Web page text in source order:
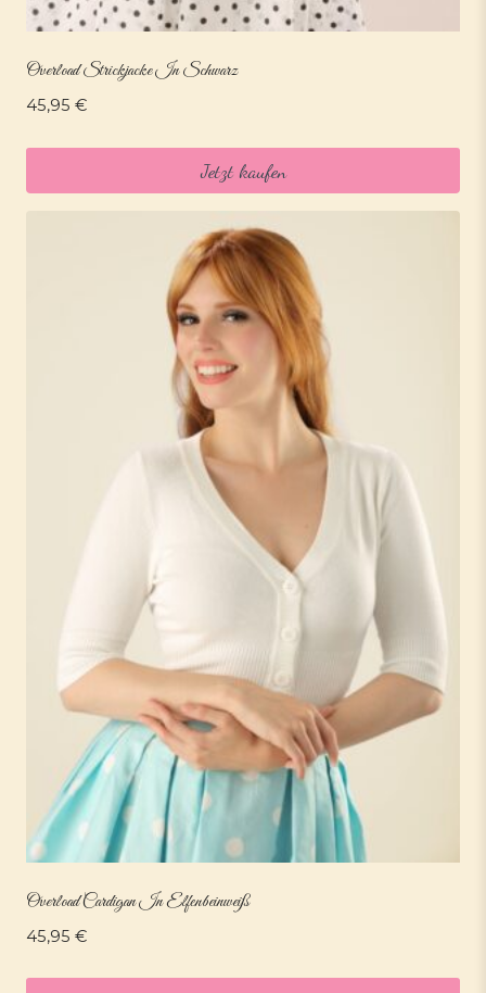
Overload Strickjacke In Schwarz
45,95 €
Jetzt kaufen
Overload Cardigan In Elfenbeinweiß
45,95 €